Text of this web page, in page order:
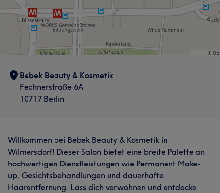
Bebek Beauty & Kosmetik
Fechnerstraße 6A
10717 Berlin
Willkommen bei Bebek Beauty & Kosmetik in
Wilmersdorf! Dieser Salon bietet eine breite Palette an
hochwertigen Dienstleistungen wie Permanent Make-
up, Gesichtsbehandlungen und dauerhafte
Haarentfernung. Lass dich verwöhnen und entdecke